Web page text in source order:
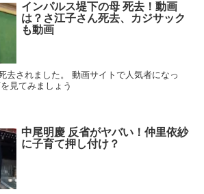
インパルス堤下の母 死去！動画
は？さ江子さん死去、カジサック
も動画
去されました。 動画サイトで人気者になっ
見てみましょう
中尾明慶 反省がヤバい！仲里依紗
に子育て押し付け？